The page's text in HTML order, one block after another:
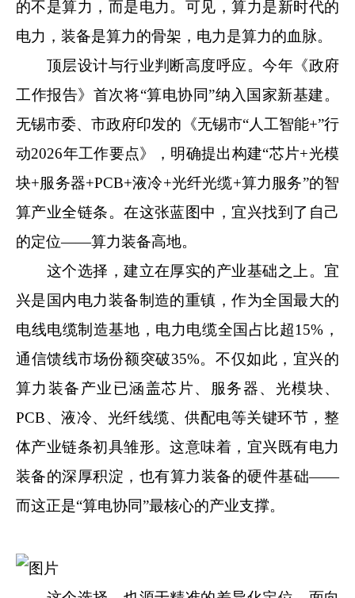
的不是算力，而是电力。可见，算力是新时代的
电力，装备是算力的骨架，电力是算力的血脉。
顶层设计与行业判断高度呼应。今年《政府
工作报告》首次将“算电协同”纳入国家新基建。
无锡市委、市政府印发的《无锡市“人工智能+”行
动2026年工作要点》，明确提出构建“芯片+光模
块+服务器+PCB+液冷+光纤光缆+算力服务”的智
算产业全链条。在这张蓝图中，宜兴找到了自己
的定位——算力装备高地。
这个选择，建立在厚实的产业基础之上。宜
兴是国内电力装备制造的重镇，作为全国最大的
电线电缆制造基地，电力电缆全国占比超15%，
通信馈线市场份额突破35%。不仅如此，宜兴的
算力装备产业已涵盖芯片、服务器、光模块、
PCB、液冷、光纤线缆、供配电等关键环节，整
体产业链条初具雏形。这意味着，宜兴既有电力
装备的深厚积淀，也有算力装备的硬件基础——
而这正是“算电协同”最核心的产业支撑。